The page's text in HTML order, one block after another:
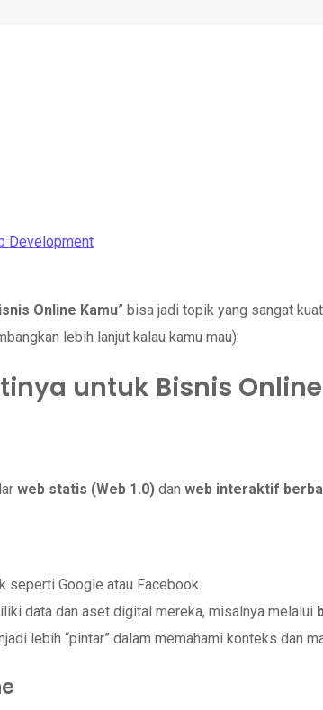
Development
Online Kamu” bisa jadi topik yang sangat
lebih lanjut kalau kamu mau):
untuk Bisnis
web statis (Web 1.0) dan web interaktif
seperti Google atau Facebook.
data dan aset digital mereka, misalnya melalui
lebih “pintar” dalam memahami konteks dan